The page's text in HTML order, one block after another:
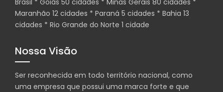
Maranhão 12 cidades * Paraná 5 cidades * Bahia 13
cidades * Rio Grande do Norte 1 cidade
Nossa Visão
Ser reconhecida em todo território nacional, como
uma empresa que possui uma marca forte e que